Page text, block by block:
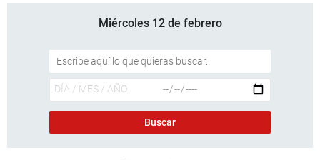
Miércoles 12 de febrero